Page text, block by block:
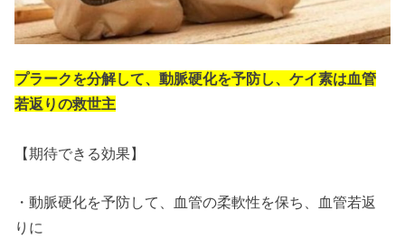
プラークを分解して、動脈硬化を予防し、ケイ素は血管
若返りの救世主
【期待できる効果】
・動脈硬化を予防して、血管の柔軟性を保ち、血管若返
りに